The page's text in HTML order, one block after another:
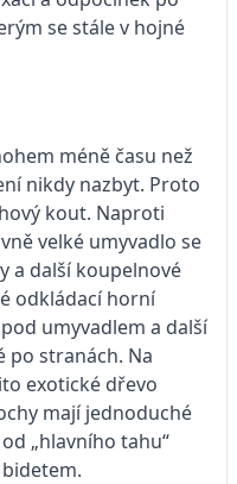
se stále v hojné
méně času než
nikdy nazbyt. Proto
kout. Naproti
velké umyvadlo se
a další koupelnové
odkládací horní
umyvadlem a další
po stranách. Na
exotické dřevo
mají jednoduché
„hlavního tahu“